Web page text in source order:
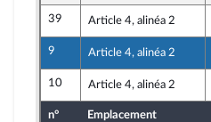
39 Article 4, alinéa 2
9 Article 4, alinéa 2
10 Article 4, alinéa 2
n° Emplacement